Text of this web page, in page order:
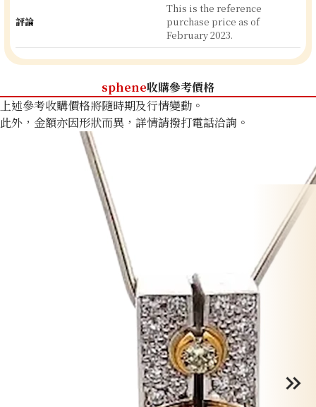
評論
This is the reference
purchase price as of
February 2023.
sphene收購參考價格
上述參考收購價格將隨時期及行情變動。
此外，金額亦因形狀而異，詳情請撥打電話洽詢。